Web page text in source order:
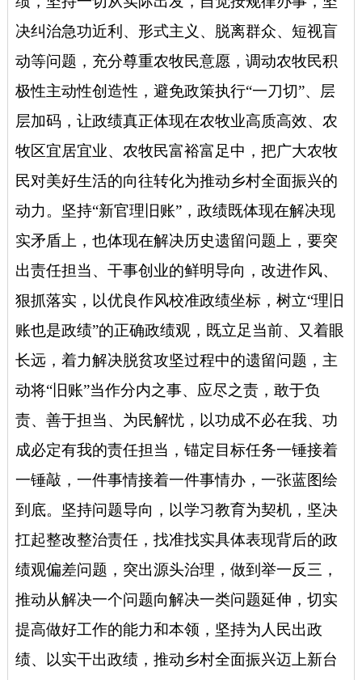
决纠治急功近利、形式主义、脱离群众、短视盲
动等问题，充分尊重农牧民意愿，调动农牧民积
极性主动性创造性，避免政策执行“一刀切”、层
层加码，让政绩真正体现在农牧业高质高效、农
牧区宜居宜业、农牧民富裕富足中，把广大农牧
民对美好生活的向往转化为推动乡村全面振兴的
动力。
坚持“新官理旧账”， 政绩既体现在解决现
实矛盾上，也体现在解决历史遗留问题上，要突
出责任担当、干事创业的鲜明导向，改进作风、
狠抓落实，以优良作风校准政绩坐标，树立“理旧
账也是政绩”的正确政绩观，既立足当前、又着眼
长远，着力解决脱贫攻坚过程中的遗留问题，主
动将“旧账”当作分内之事、应尽之责，敢于负
责、善于担当、为民解忧，以功成不必在我、功
成必定有我的责任担当，锚定目标任务一锤接着
一锤敲，一件事情接着一件事情办，一张蓝图绘
到底。
坚持问题导向， 以学习教育为契机，坚决
扛起整改整治责任，找准找实具体表现背后的政
绩观偏差问题，突出源头治理，做到举一反三，
推动从解决一个问题向解决一类问题延伸，切实
提高做好工作的能力和本领，坚持为人民出政
绩、以实干出政绩，推动乡村全面振兴迈上新台